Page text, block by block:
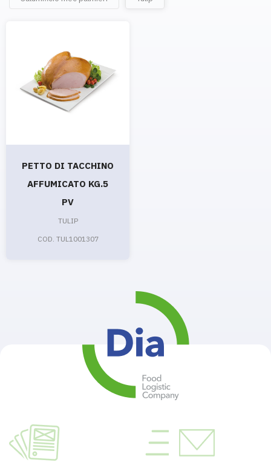
PETTO DI TACCHINO
AFFUMICATO KG.5
PV
TULIP
COD. TUL1001307